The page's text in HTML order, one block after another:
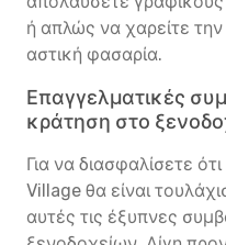
ή απλώς να χαρείτε
αστική φασαρία.
Επαγγελματικές
κράτηση στο
Για να διασφαλίσετε
Village θα είναι
αυτές τις έξυπνες